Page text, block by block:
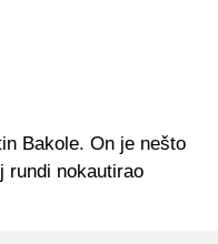
Bakole. On je nešto
rundi nokautirao